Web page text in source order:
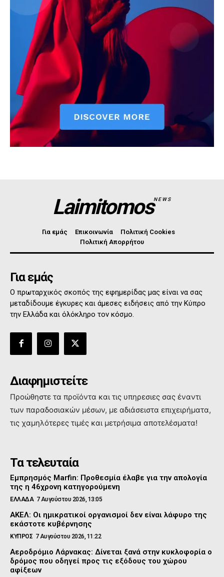
LaimitomosNEWS
Για εμάς Επικοινωνία
Πολιτική Cookies
Πολιτική Απορρήτου
Για εμάς
Ο πρωταρχικός σκοπός της εφημερίδας μας είναι να σας
μεταδίδουμε έγκυρες και άμεσες ειδήσεις από την Κύπρο
την Ελλάδα και όλόκληρο τον κόσμο.
Διαφημιστείτε
Προώθηστε τα προϊόντα και τις υπηρεσιες σας έναντι
των παραδοσιακών μέσων, με αδιάσειστα επιχειρήματα,
τις χαμηλότερες τιμές και μετρήσιμα αποτελέσματα!
Τα τελευταία
Εμπρησμός Marfin: Προθεσμία έλαβε για την απολογία
της η 46χρονη κατηγορούμενη
ΕΛΛΑΔΑ 7 Αυγούστου 2026, 13:05
ΑΚΕΛ: Οι ημικρατικοί οργανισμοί δεν είναι λάφυρο της
εκάστοτε κυβέρνησης
ΚΥΠΡΟΣ 7 Αυγούστου 2026, 11:22
Αεροδρόμιο Λάρνακας: Δίνεται ξανά στην κυκλοφορία ο
δρόμος που οδηγεί προς τις εξόδους του χώρου
αφίξεων